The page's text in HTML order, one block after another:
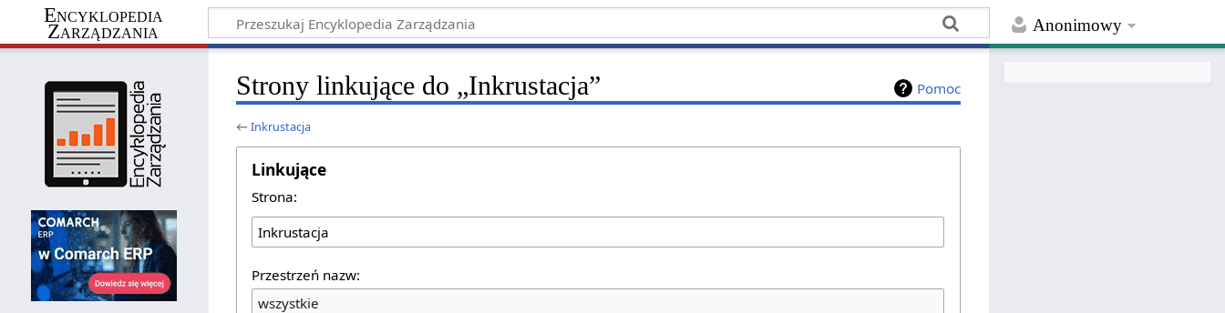
Anonimowy
Encyklopedia
Zarządzania
Pomoc
Strony linkujące do „Inkrustacja”
←Inkrustacja
Linkujące
Strona:
Przestrzeń nazw:
wszystkie